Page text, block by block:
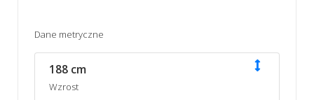
Dane metryczne
188 cm
Wzrost